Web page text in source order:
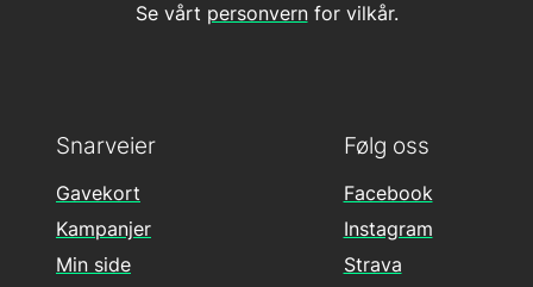
Se vårt personvernfor vilkår.
Følg oss
Facebook
Instagram
Strava
Snarveier
Gavekort
Kampanjer
Min side